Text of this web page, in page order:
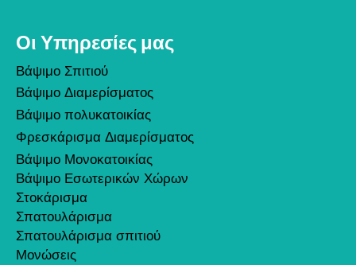
Οι Υπηρεσίες μας
Βάψιμο Σπιτιού
Βάψιμο Διαμερίσματος
Βάψιμο πολυκατοικίας
Φρεσκάρισμα Διαμερίσματος
Βάψιμο Μονοκατοικίας
Βάψιμο Εσωτερικών Χώρων
Στοκάρισμα
Σπατουλάρισμα
Σπατουλάρισμα σπιτιού
Μονώσεις